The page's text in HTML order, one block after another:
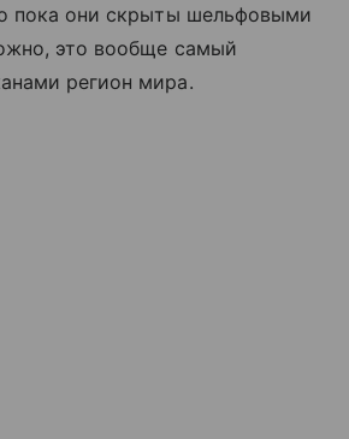
пока они скрыты шельфовыми
это вообще самый
регион мира.